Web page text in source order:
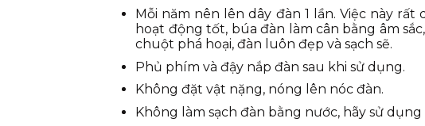
Mỗi năm nên lên dây đàn 1 lần. Việc này
hoạt động tốt, búa đàn làm cân bằng âm
chuột phá hoại, đàn luôn đẹp và sạch sẽ.
Phủ phím và đậy nắp đàn sau khi sử dụng.
Không đặt vật nặng, nóng lên nóc đàn.
Không làm sạch đàn bằng nước, hãy sử